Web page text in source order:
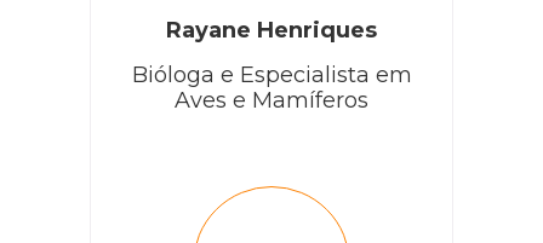
Rayane Henriques
Bióloga e Especialista em
Aves e Mamíferos